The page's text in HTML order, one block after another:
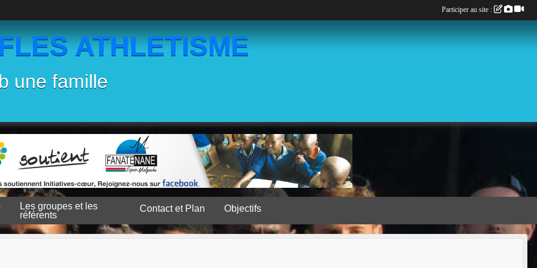
ATHLETISME
une famille
Les groupes et les
référents
Contact et Plan Objectifs
Participer au site :